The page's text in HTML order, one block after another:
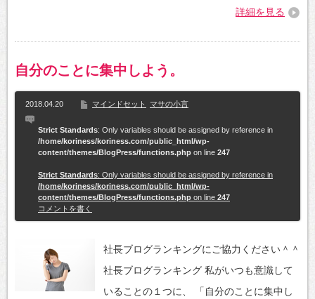
詳細を見る
自分のことに集中しよう。
2018.04.20 マインドセット マサの小言
Strict Standards: Only variables should be assigned by reference in
/home/koriness/koriness.com/public_html/wp-
content/themes/BlogPress/functions.php on line 247
Strict Standards: Only variables should be assigned by reference in
/home/koriness/koriness.com/public_html/wp-
content/themes/BlogPress/functions.php on line 247
コメントを書く
社長ブログランキングにご協力ください＾＾
社長ブログランキング 私がいつも意識して
いることの１つに、 「自分のことに集中し